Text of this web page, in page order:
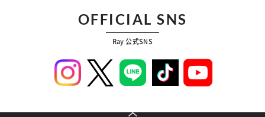
OFFICIAL SNS
Ray 公式SNS